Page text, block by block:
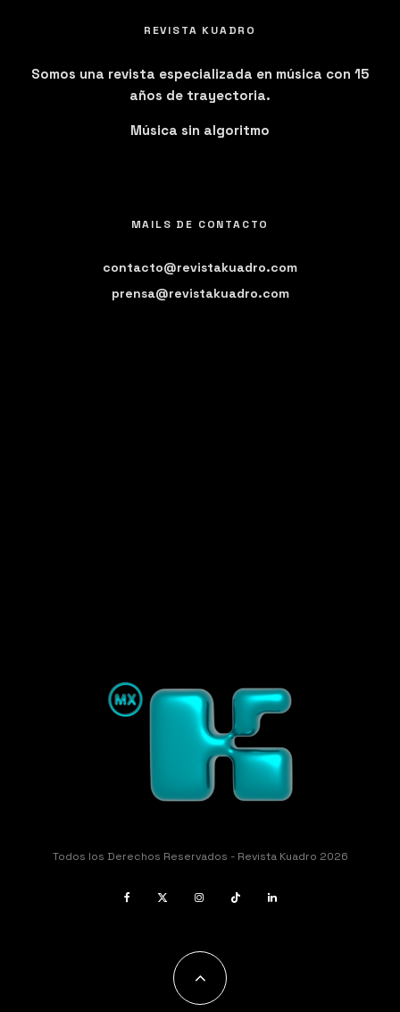
REVISTA KUADRO
Somos una revista especializada en música con 15
años de trayectoria.
Música sin algoritmo
MAILS DE CONTACTO
contacto@revistakuadro.com
prensa@revistakuadro.com
Todos los Derechos Reservados - Revista Kuadro 2026